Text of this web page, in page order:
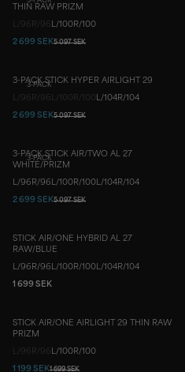
THIN RAW PRIZM
L/96
R/96 L/100R/100
2 699 SEK5 097 SEK
3-PACK
3-PACK STICK HYPER AIRLIGHT 29
L/96
R/96 L/104R/104
2 699 SEK5 097 SEK
3-PACK
3-PACK STICK AIR/TWO AL 27
WHITE/PRIZM
L/96 R/96 L/100R/100L/104R/104
2 699 SEK5 097 SEK
STICK AIR/ONE HYBRID AL 27
RAW/BLUE
L/96 R/96 L/100R/100L/104R/104
1 699 SEK
STICK AIR/ONE AIRLIGHT 29 THIN RAW
PRIZM
L/96
R/96 L/100R/100
1 199 SEK1 699 SEK